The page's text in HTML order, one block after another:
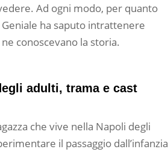
Ad ogni modo, per quanto
ha saputo intrattenere
conoscevano la storia.
adulti, trama e cast
che vive nella Napoli degli
il passaggio dall’infanzia